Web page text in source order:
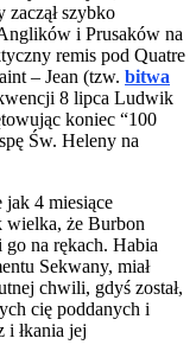
szybko
i Prusaków na
remis pod Quatre
– Jean (tzw. bitwa
8 lipca Ludwik
koniec “100
Św. Heleny na
4 miesiące
wielka, że Burbon
go na rękach. Habia
Sekwany, miał
chwili, gdyś został,
cię poddanych i
i łkania jej